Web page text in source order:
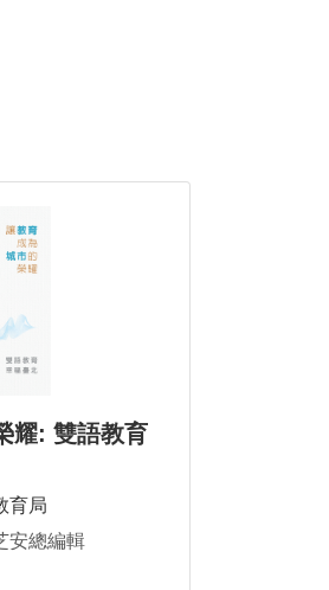
耀: 雙語教育
育局
安總編輯